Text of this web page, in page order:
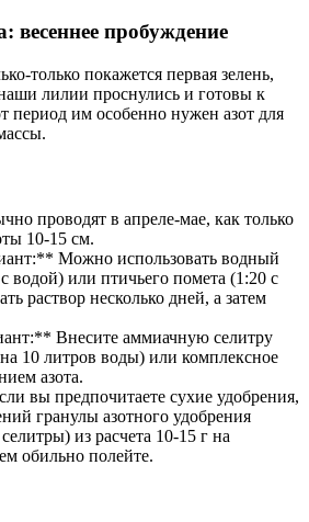
весеннее пробуждение
только покажется первая зелень,
лилии проснулись и готовы к
период им особенно нужен азот для
проводят в апреле-мае, как только
10-15 см.
Можно использовать водный
водой) или птичьего помета (1:20 с
раствор несколько дней, а затем
Внесите аммиачную селитру
10 литров воды) или комплексное
азота.
вы предпочитаете сухие удобрения,
гранулы азотного удобрения
из расчета 10-15 г на
обильно полейте.